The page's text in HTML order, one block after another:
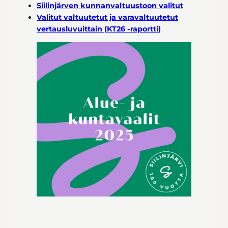
Siilinjärven kunnanvaltuustoon valitut
Valitut valtuutetut ja varavaltuutetut
vertausluvuittain (KT26 -raportti)